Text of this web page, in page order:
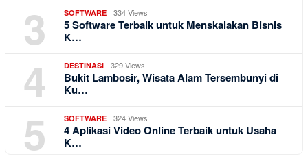
3 SOFTWARE 334 Views
5 Software Terbaik untuk Menskalakan Bisnis
K…
4 DESTINASI 329 Views
Bukit Lambosir, Wisata Alam Tersembunyi di
Ku…
5 SOFTWARE 324 Views
4 Aplikasi Video Online Terbaik untuk Usaha
K…